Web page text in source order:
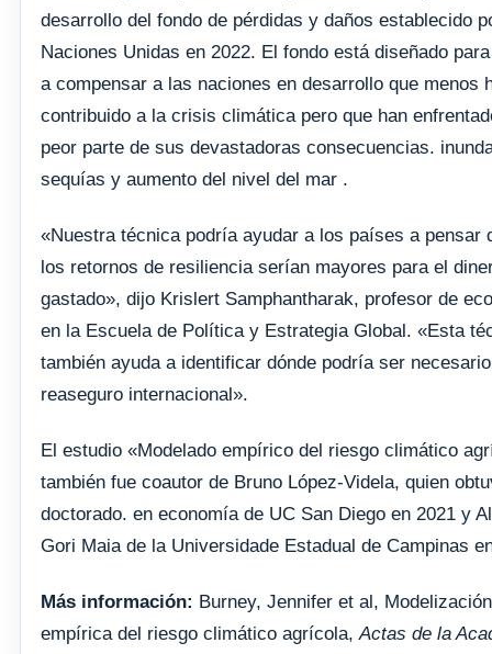
desarrollo del fondo de pérdidas y daños establecido
Naciones Unidas en 2022. El fondo está diseñado
a compensar a las naciones en desarrollo que menos
contribuido a la crisis climática pero que han
peor parte de sus devastadoras consecuencias.
sequías y aumento del nivel del mar .
«Nuestra técnica podría ayudar a los países a pensar
los retornos de resiliencia serían mayores para el
gastado», dijo Krislert Samphantharak, profesor de
en la Escuela de Política y Estrategia Global. «Esta
también ayuda a identificar dónde podría ser
reaseguro internacional».
El estudio «Modelado empírico del riesgo climático
también fue coautor de Bruno López-Videla, quien
doctorado. en economía de UC San Diego en 2021 y
Gori Maia de la Universidade Estadual de Campinas
Más información: Burney, Jennifer et al, Modelización
empírica del riesgo climático agrícola,Actas de la